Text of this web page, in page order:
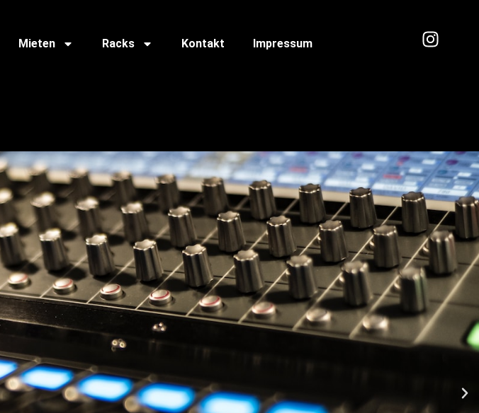
Mieten Racks Kontakt Impressum